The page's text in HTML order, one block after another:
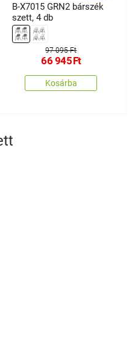
B-X7015 GRN2 bárszék
szett, 4 db
97 095 Ft
66 945Ft
Kosárba